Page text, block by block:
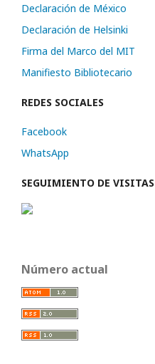
Declaración de México
Declaración de Helsinki
Firma del Marco del MIT
Manifiesto Bibliotecario
REDES SOCIALES
Facebook
WhatsApp
SEGUIMIENTO DE VISITAS
Número actual